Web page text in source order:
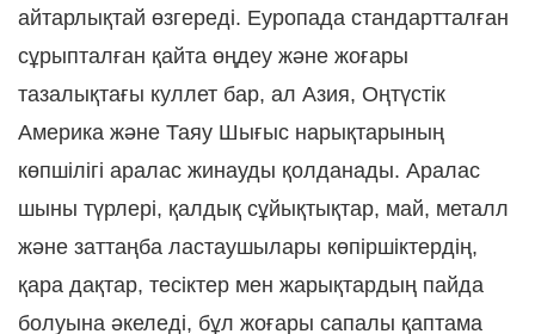
айтарлықтай өзгереді. Еуропада стандартталған
сұрыпталған қайта өңдеу және жоғары
тазалықтағы куллет бар, ал Азия, Оңтүстік
Америка және Таяу Шығыс нарықтарының
көпшілігі аралас жинауды қолданады. Аралас
шыны түрлері, қалдық сұйықтықтар, май, металл
және заттаңба ластаушылары көпіршіктердің,
қара дақтар, тесіктер мен жарықтардың пайда
болуына әкеледі, бұл жоғары сапалы қаптама